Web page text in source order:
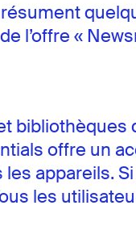
l’offre «
offre un
appareils.
les